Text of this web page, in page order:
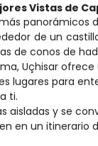
Vistas de
panorámicos
de un
de conos de
Uçhisar
lugares para
ti.
aisladas y se
en un itinerario